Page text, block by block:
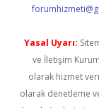
Yasal Uyarı:
ve İletişim
olarak hizmet
olarak denetleme